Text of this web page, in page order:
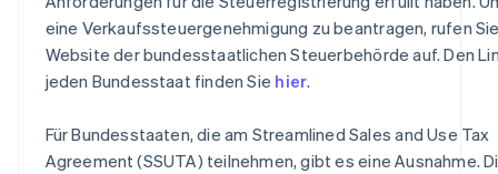
eine Verkaufssteuergenehmigung zu beantragen, rufen
Website der bundesstaatlichen Steuerbehörde auf. Den
jeden Bundesstaat finden Sie hier.
Für Bundesstaaten, die am Streamlined Sales and Use Tax
Agreement (SSUTA) teilnehmen, gibt es eine Ausnahme.